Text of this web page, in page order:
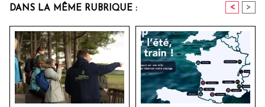
DANS LA MÊME RUBRIQUE : < >